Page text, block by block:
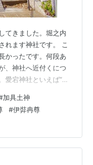
てきました。堀之内
れます神社です。 こ
かったです。何段あ
、神社へ近付くにつ
愛宕神社といえば”出
の御祭神は、"加具土
なむちのか
)"です。"加具土神
火の神様です。"伊弉
いざなみのみこと)"の
加具土神
#伊弉冉尊